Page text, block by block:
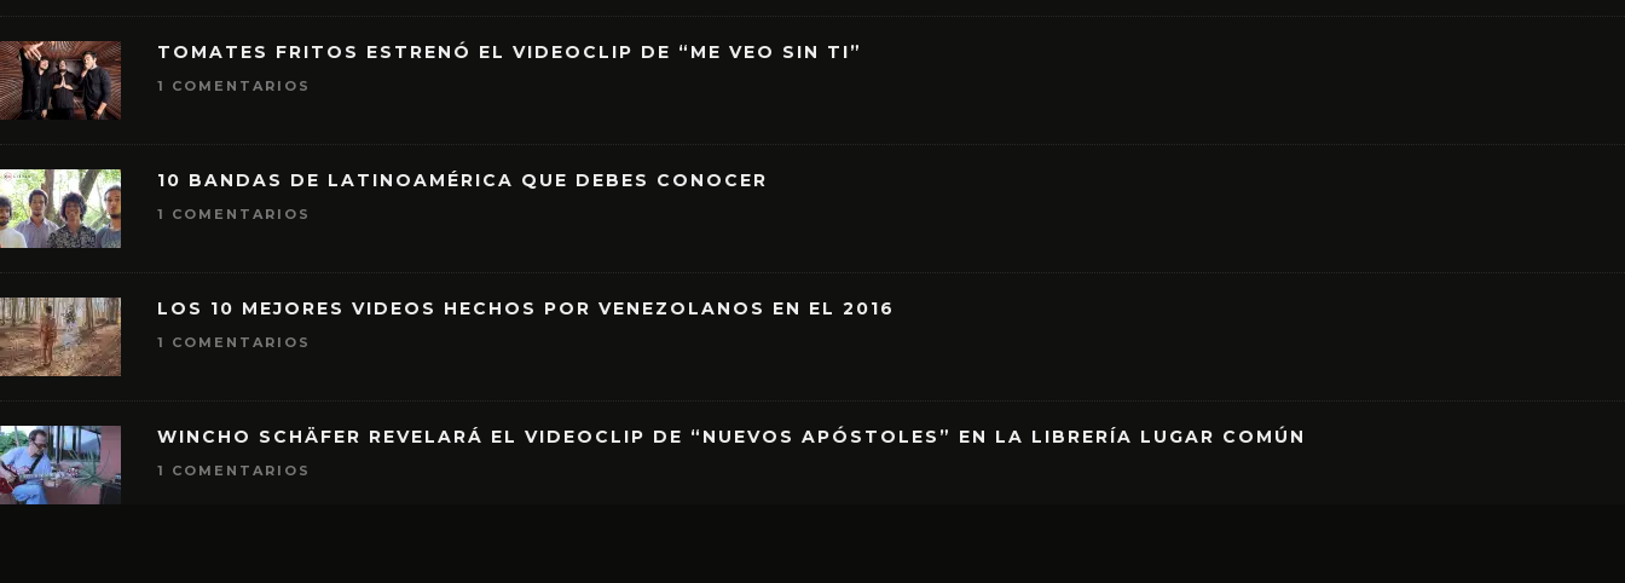
TOMATES FRITOS ESTRENÓ EL VIDEOCLIP DE “ME VEO SIN TI”
1 COMENTARIOS
10 BANDAS DE LATINOAMÉRICA QUE DEBES CONOCER
1 COMENTARIOS
LOS 10 MEJORES VIDEOS HECHOS POR VENEZOLANOS EN EL 2016
1 COMENTARIOS
WINCHO SCHÄFER REVELARÁ EL VIDEOCLIP DE “NUEVOS APÓSTOLES” EN LA LIBRERÍA LUGAR COMÚN
1 COMENTARIOS